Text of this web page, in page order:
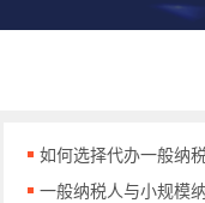
如何选择代办一般纳
办一般纳税人需要提
一般纳税人与小规模